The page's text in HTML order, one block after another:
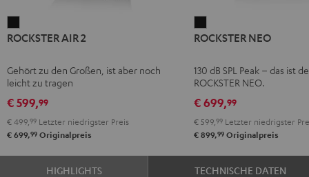
AIR
Schwarz
ROCKSTER AIR 2
Gehört zu den Großen, ist aber noch
leicht zu tragen
€ 599,99
€ 499, 99 Letzter niedrigster Preis
€ 699,99 Originalpreis
NEO
ROCKSTER NEO
130 dB SPL Peak – das ist
ROCKSTER NEO.
€ 699,99
€ 599, 99Letzter niedrigster
€ 899,99Originalpreis
HIGHLIGHTS TECHNISCHE DATEN